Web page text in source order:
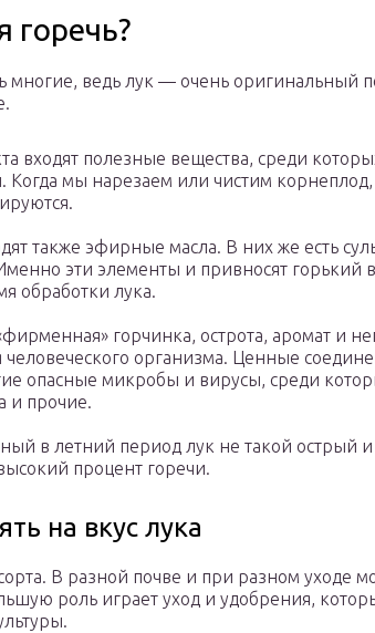
горечь?
многие, ведь лук — очень оригинальный
входят полезные вещества, среди
Когда мы нарезаем или чистим
также эфирные масла. В них же есть
эти элементы и привносят горький
обработки лука.
горчинка, острота, аромат и
организма. Ценные
опасные микробы и вирусы, среди
и прочие.
в летний период лук не такой острый и
процент горечи.
на вкус лука
В разной почве и при разном уходе
роль играет уход и удобрения,